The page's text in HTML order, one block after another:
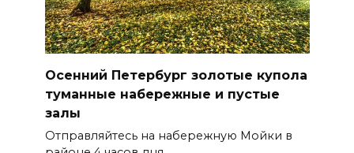
Осенний Петербург золотые купола
туманные набережные и пустые
залы
Отправляйтесь на набережную Мойки в